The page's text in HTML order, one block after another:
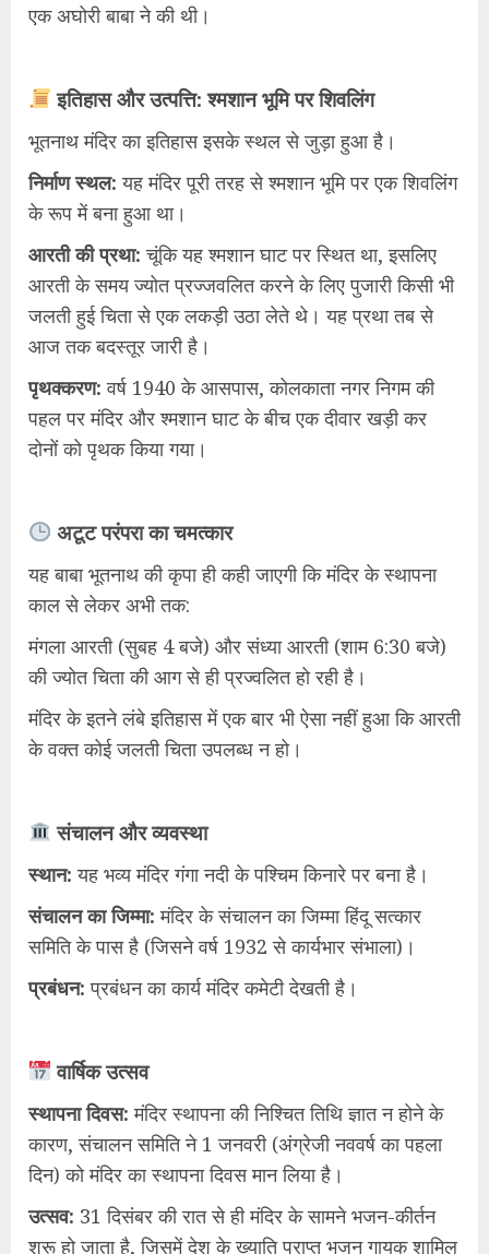
एक अघोरी बाबा ने की थी।
इतिहास और उत्पत्ति: श्मशान भूमि पर शिवलिंग
​भूतनाथ मंदिर का इतिहास इसके स्थल से जुड़ा हुआ है।
​निर्माण स्थल: यह मंदिर पूरी तरह से श्मशान भूमि पर एक शिवलिंग
के रूप में बना हुआ था।
​आरती की प्रथा: चूंकि यह श्मशान घाट पर स्थित था, इसलिए
आरती के समय ज्योत प्रज्जवलित करने के लिए पुजारी किसी भी
जलती हुई चिता से एक लकड़ी उठा लेते थे। यह प्रथा तब से
आज तक बदस्तूर जारी है।
​पृथक्करण: वर्ष 1940 के आसपास, कोलकाता नगर निगम की
पहल पर मंदिर और श्मशान घाट के बीच एक दीवार खड़ी कर
दोनों को पृथक किया गया।
अटूट परंपरा का चमत्कार
​यह बाबा भूतनाथ की कृपा ही कही जाएगी कि मंदिर के स्थापना
काल से लेकर अभी तक:
​मंगला आरती (सुबह 4 बजे) और संध्या आरती (शाम 6:30 बजे)
की ज्योत चिता की आग से ही प्रज्वलित हो रही है।
​मंदिर के इतने लंबे इतिहास में एक बार भी ऐसा नहीं हुआ कि आरती
के वक्त कोई जलती चिता उपलब्ध न हो।
संचालन और व्यवस्था
​स्थान: यह भव्य मंदिर गंगा नदी के पश्चिम किनारे पर बना है।
​संचालन का जिम्मा: मंदिर के संचालन का जिम्मा हिंदू सत्कार
समिति के पास है (जिसने वर्ष 1932 से कार्यभार संभाला)।
​प्रबंधन: प्रबंधन का कार्य मंदिर कमेटी देखती है।
वार्षिक उत्सव
​स्थापना दिवस: मंदिर स्थापना की निश्चित तिथि ज्ञात न होने के
कारण, संचालन समिति ने 1 जनवरी (अंग्रेजी नववर्ष का पहला
दिन) को मंदिर का स्थापना दिवस मान लिया है।
​उत्सव: 31 दिसंबर की रात से ही मंदिर के सामने भजन-कीर्तन
शुरू हो जाता है, जिसमें देश के ख्याति प्राप्त भजन गायक शामिल